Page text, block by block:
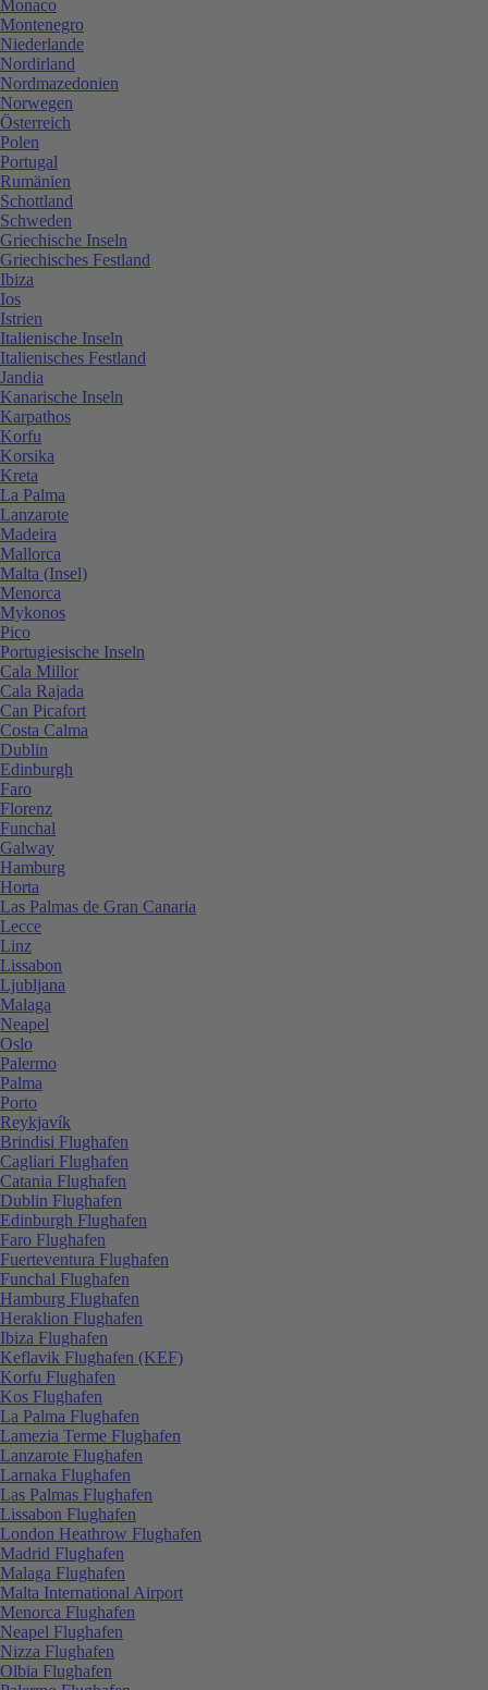
Monaco
Montenegro
Niederlande
Nordirland
Nordmazedonien
Norwegen
Österreich
Polen
Portugal
Rumänien
Schottland
Schweden
Griechische Inseln
Griechisches Festland
Ibiza
Ios
Istrien
Italienische Inseln
Italienisches Festland
Jandia
Kanarische Inseln
Karpathos
Korfu
Korsika
Kreta
La Palma
Lanzarote
Madeira
Mallorca
Malta (Insel)
Menorca
Mykonos
Pico
Portugiesische Inseln
Cala Millor
Cala Rajada
Can Picafort
Costa Calma
Dublin
Edinburgh
Faro
Florenz
Funchal
Galway
Hamburg
Horta
Las Palmas de Gran Canaria
Lecce
Linz
Lissabon
Ljubljana
Malaga
Neapel
Oslo
Palermo
Palma
Porto
Reykjavík
Brindisi Flughafen
Cagliari Flughafen
Catania Flughafen
Dublin Flughafen
Edinburgh Flughafen
Faro Flughafen
Fuerteventura Flughafen
Funchal Flughafen
Hamburg Flughafen
Heraklion Flughafen
Ibiza Flughafen
Keflavik Flughafen (KEF)
Korfu Flughafen
Kos Flughafen
La Palma Flughafen
Lamezia Terme Flughafen
Lanzarote Flughafen
Larnaka Flughafen
Las Palmas Flughafen
Lissabon Flughafen
London Heathrow Flughafen
Madrid Flughafen
Malaga Flughafen
Malta International Airport
Menorca Flughafen
Neapel Flughafen
Nizza Flughafen
Olbia Flughafen